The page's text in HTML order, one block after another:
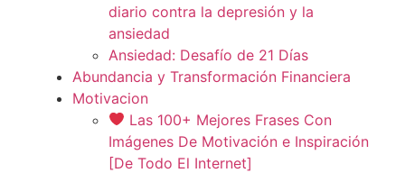
diario contra la depresión y la
ansiedad
Ansiedad: Desafío de 21 Días
Abundancia y Transformación Financiera
Motivacion
Las 100+ Mejores Frases Con
Imágenes De Motivación e Inspiración
[De Todo El Internet]